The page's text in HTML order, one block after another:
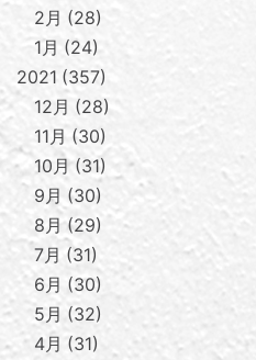
2月
28
1月
24
2021 357
12月
28
11月
30
10月 31
9月
30
8月 29
7月
31
6月
30
5月
32
4月
31